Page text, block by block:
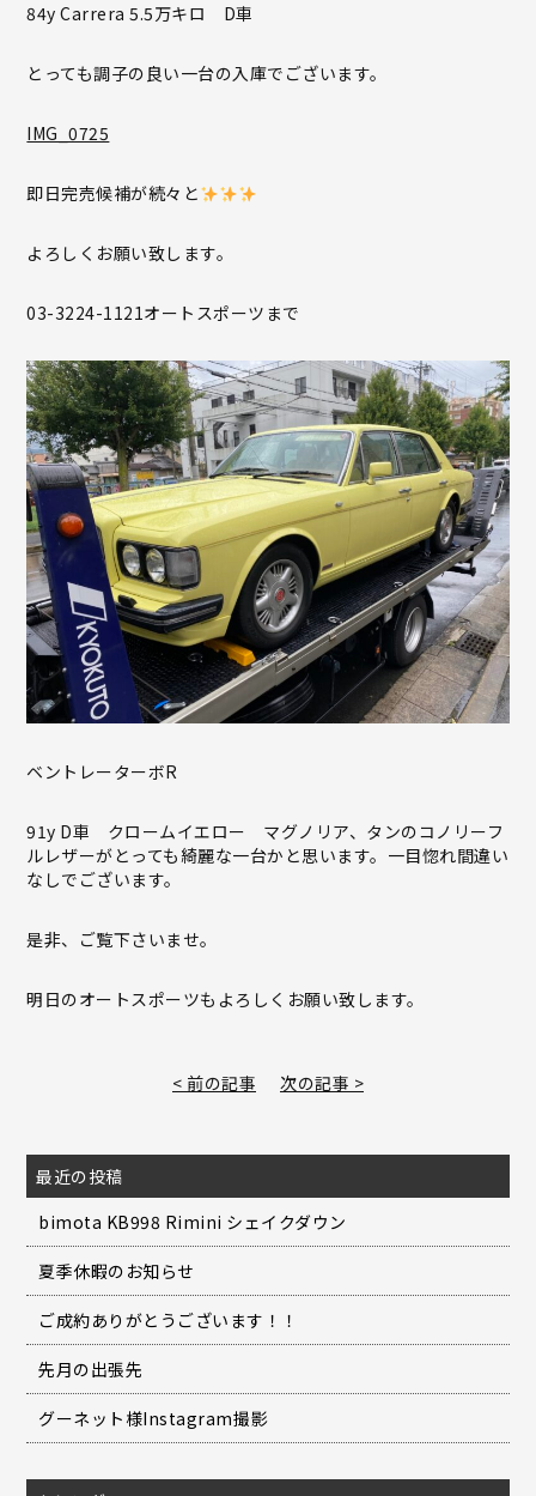
84y Carrera 5.5万キロ D車
とっても調子の良い一台の入庫でございます。
IMG_0725
即日完売候補が続々と
よろしくお願い致します。
03-3224-1121オートスポーツまで
ベントレーターボR
91y D車 クロームイエロー マグノリア、タンのコノリーフ
ルレザーがとっても綺麗な一台かと思います。一目惚れ間違い
なしでございます。
是非、ご覧下さいませ。
明日のオートスポーツもよろしくお願い致します。
< 前の記事 次の記事 >
最近の投稿
bimota KB998 Rimini シェイクダウン
夏季休暇のお知らせ
ご成約ありがとうございます！！
先月の出張先
グーネット様Instagram撮影